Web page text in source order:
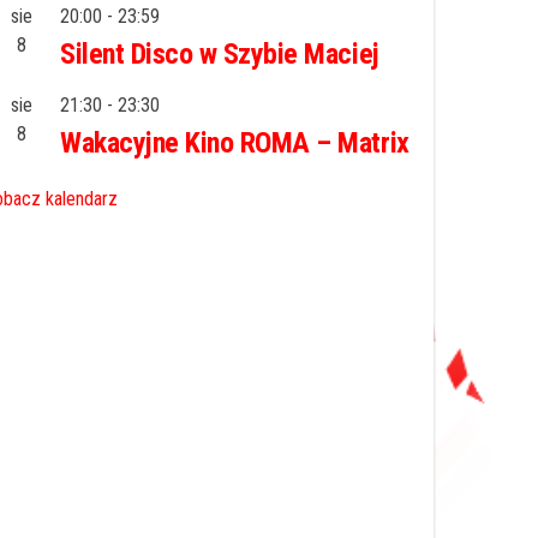
sie
8
20:00 - 23:59
Silent Disco w Szybie Maciej
sie
8
21:30 - 23:30
Wakacyjne Kino ROMA – Matrix
kalendarz